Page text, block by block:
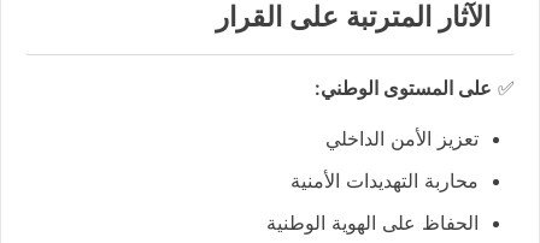
الآثار المترتبة على القرار
✅ على المستوى الوطني:
تعزيز الأمن الداخلي
محاربة التهديدات الأمنية
الحفاظ على الهوية الوطنية